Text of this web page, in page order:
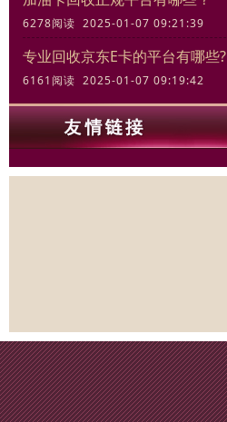
6278阅读 2025-01-07 09:21:39
专业回收京东E卡的平台有哪些?
6161阅读 2025-01-07 09:19:42